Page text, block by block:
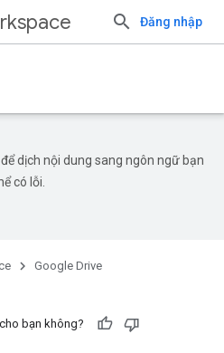
Đăng nhập
dịch nội dung sang ngôn ngữ bạn
có lỗi.
Google Drive
bạn không?